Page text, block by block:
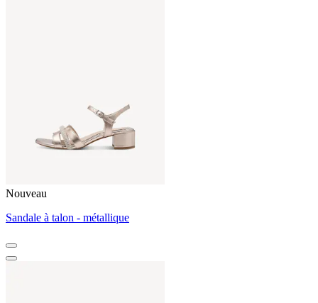
Nouveau
Sandale à talon - métallique